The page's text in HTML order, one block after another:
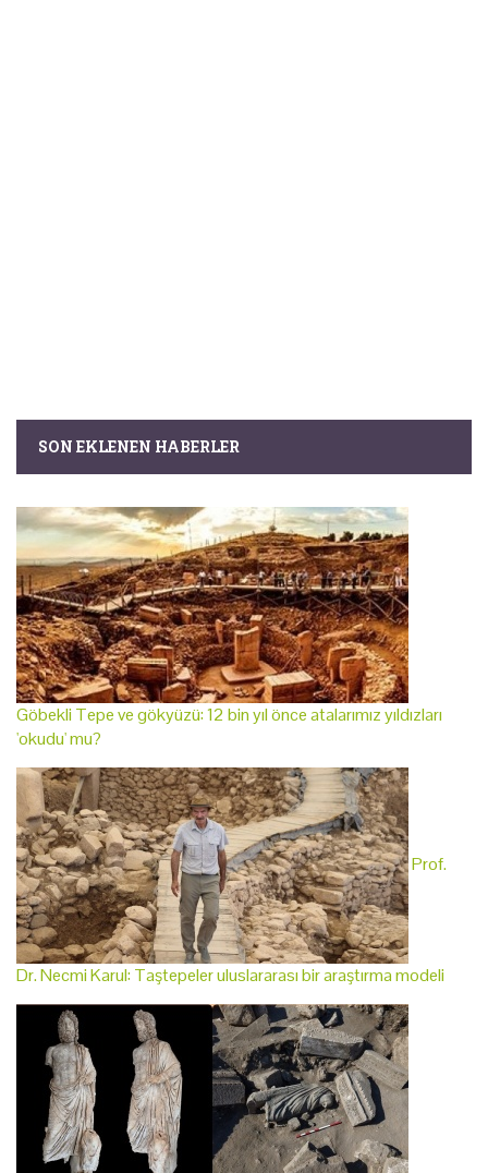
SON EKLENEN HABERLER
Göbekli Tepe ve gökyüzü: 12 bin yıl önce atalarımız yıldızları
'okudu' mu?
Prof.
Dr. Necmi Karul: Taştepeler uluslararası bir araştırma modeli